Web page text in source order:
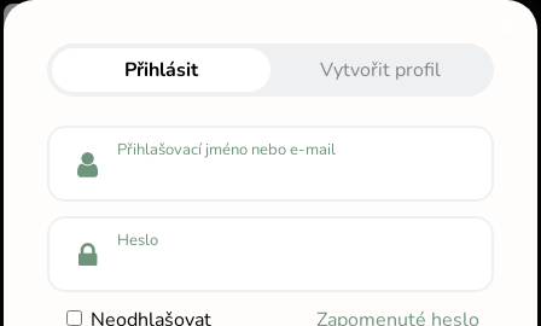
Přihlas se do svého profilu
Přihlásit
Vytvořit profil
Přihlašovací jméno nebo e-mail
Heslo
Neodhlašovat Zapomenuté heslo